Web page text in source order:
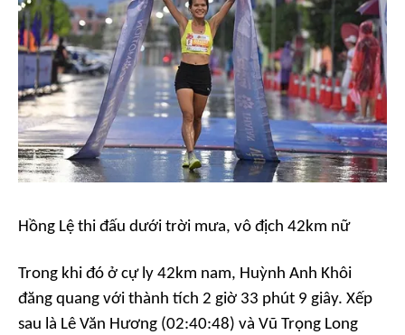
Hồng Lệ thi đấu dưới trời mưa, vô địch 42km nữ
Trong khi đó ở cự ly 42km nam, Huỳnh Anh Khôi
đăng quang với thành tích 2 giờ 33 phút 9 giây. Xếp
sau là Lê Văn Hương (02:40:48) và Vũ Trọng Long